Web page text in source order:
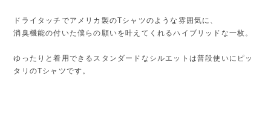
ドライタッチでアメリカ製のTシャツのような雰囲気に、
消臭機能の付いた僕らの願いを叶えてくれるハイブリッドな一枚。
ゆったりと着用できるスタンダードなシルエットは普段使いにピッ
タリのTシャツです。